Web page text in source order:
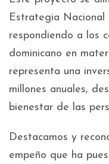
Estrategia
respondiendo a los
dominicano en
representa una
millones anuales,
bienestar de las
Destacamos y
empeño que ha